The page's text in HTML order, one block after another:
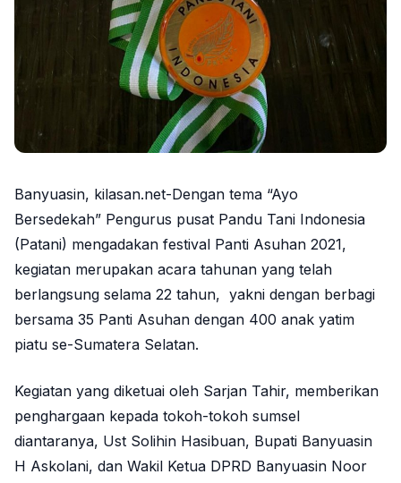
Banyuasin, kilasan.net-Dengan tema “Ayo
Bersedekah” Pengurus pusat Pandu Tani Indonesia
(Patani) mengadakan festival Panti Asuhan 2021,
kegiatan merupakan acara tahunan yang telah
berlangsung selama 22 tahun, yakni dengan berbagi
bersama 35 Panti Asuhan dengan 400 anak yatim
piatu se-Sumatera Selatan.
Kegiatan yang diketuai oleh Sarjan Tahir, memberikan
penghargaan kepada tokoh-tokoh sumsel
diantaranya, Ust Solihin Hasibuan, Bupati Banyuasin
H Askolani, dan Wakil Ketua DPRD Banyuasin Noor